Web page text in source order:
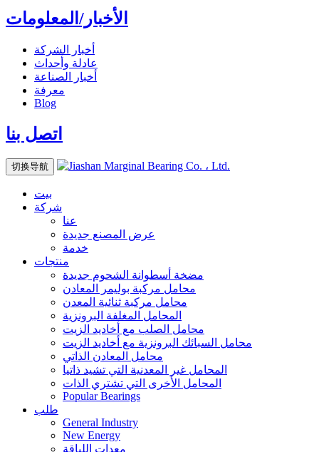
الأخبار/المعلومات
أخبار الشركة
عادلة وأحداث
أخبار الصناعة
معرفة
Blog
اتصل بنا
切换导航
بيت
شركة
عنا
عرض المصنع جديدة
خدمة
منتجات
مضخة أسطوانة الشحوم جديدة
محامل مركبة بوليمر المعادن
محامل مركبة ثنائية المعدن
المحامل المغلفة البرونزية
محامل الصلب مع أخاديد الزيت
محامل السبائك البرونزية مع أخاديد الزيت
محامل المعادن الذاتي
المحامل غير المعدنية التي تشيد ذاتيا
المحامل الأخرى التي تشتري الذات
Popular Bearings
طلب
General Industry
New Energy
معدات اللياقة